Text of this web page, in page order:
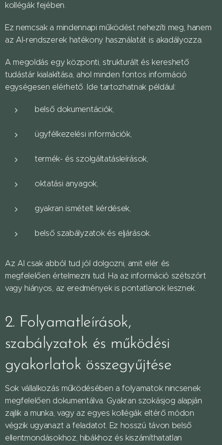
kollégák fejében.
Ez nemcsak a mindennapi működést nehezíti meg, hanem
az AI-rendszerek hatékony használatát is akadályozza.
A megoldás egy központi, strukturált és kereshető
tudástár kialakítása, ahol minden fontos információ
egységesen elérhető. Ide tartozhatnak például:
belső dokumentációk,
ügyfélkezelési információk,
termék- és szolgáltatásleírások,
oktatási anyagok,
gyakran ismételt kérdések,
belső szabályzatok és eljárások.
Az AI csak abból tud jól dolgozni, amit elér és
megfelelően értelmezni tud. Ha az információ szétszórt
vagy hiányos, az eredmények is pontatlanok lesznek.
2. Folyamatleírások,
szabályzatok és működési
gyakorlatok összegyűjtése
Sok vállalkozás működésében a folyamatok nincsenek
megfelelően dokumentálva. Gyakran szokásjog alapján
zajlik a munka, vagy az egyes kollégák eltérő módon
végzik ugyanazt a feladatot. Ez hosszú távon belső
ellentmondásokhoz, hibákhoz és kiszámíthatatlan